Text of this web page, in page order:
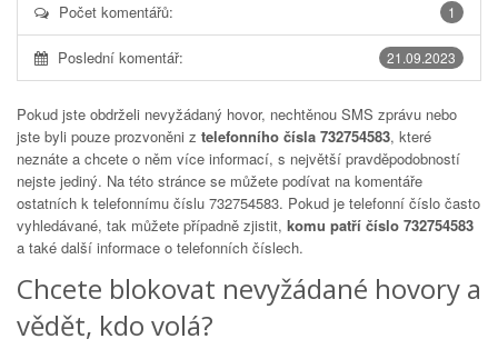
1
Počet komentářů:
21.09.2023
Poslední komentář:
Pokud jste obdrželi nevyžádaný hovor, nechtěnou SMS zprávu nebo
jste byli pouze prozvoněni z telefonního čísla 732754583, které
neznáte a chcete o něm více informací, s největší pravděpodobností
nejste jediný. Na této stránce se můžete podívat na komentáře
ostatních k telefonnímu číslu 732754583. Pokud je telefonní číslo často
vyhledávané, tak můžete případně zjistit, komu patří číslo 732754583
a také další informace o telefonních číslech.
Chcete blokovat nevyžádané hovory a
vědět, kdo volá?